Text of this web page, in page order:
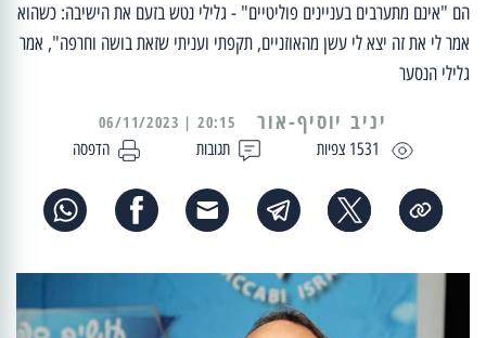
הם "אינם מתערבים בעניינים פוליטיים" - גלילי נטש בזעם את הישיבה: כשהוא
אמר לי את זה יצא לי עשן מהאוזניים, תקפתי ועניתי שזאת בושה וחרפה", אמר
גלילי הנסער
1531 צפיות תגובות הדפסה
יניב יוסיף-אור 20:15 | 06/11/2023